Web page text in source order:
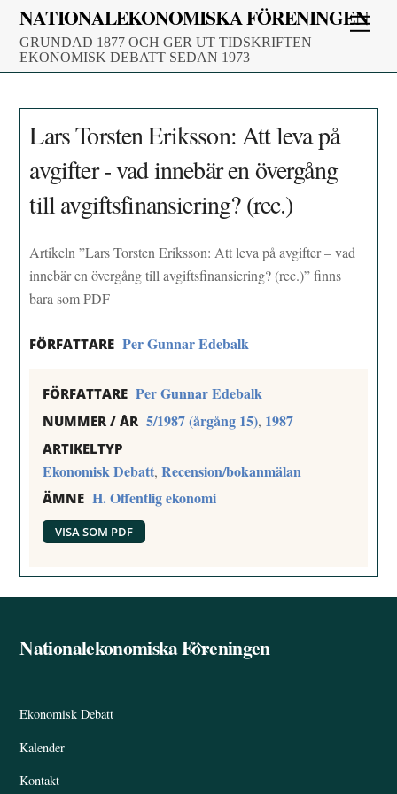
Skip
content
NATIONALEKONOMISKA FÖRENINGEN
GRUNDAD 1877 OCH GER UT TIDSKRIFTEN
EKONOMISK DEBATT SEDAN 1973
Lars Torsten Eriksson: Att leva på
avgifter - vad innebär en övergång
till avgiftsfinansiering? (rec.)
Artikeln ”Lars Torsten Eriksson: Att leva på avgifter – vad
innebär en övergång till avgiftsfinansiering? (rec.)” finns
bara som PDF
FÖRFATTARE Per Gunnar Edebalk
FÖRFATTARE Per Gunnar Edebalk
NUMMER / ÅR 5/1987 (årgång 15), 1987
ARTIKELTYP
Ekonomisk Debatt,Recension/bokanmälan
ÄMNE H. Offentlig ekonomi
VISA SOM PDF
Back
Nationalekonomiska Föreningen
Ekonomisk Debatt
Kalender
Kontakt